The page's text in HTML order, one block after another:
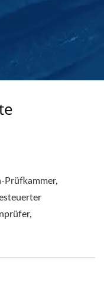
VON
Prüfkammer,